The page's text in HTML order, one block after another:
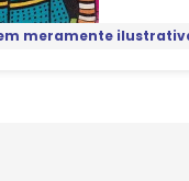
meramente